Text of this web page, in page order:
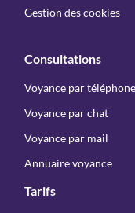
Gestion des cookies
Consultations
Voyance par téléphone
Voyance par chat
Voyance par mail
Annuaire voyance
Tarifs